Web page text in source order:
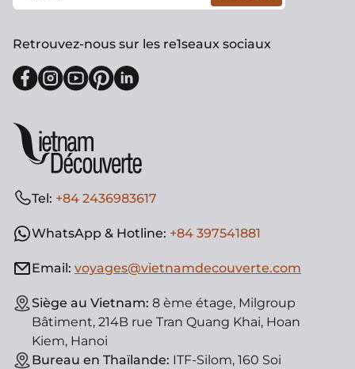
Tel: +84 2436983617
WhatsApp & Hotline: +84 397541881
Email: voyages@vietnamdecouverte.com
Siège au Vietnam: 8 ème étage, Milgroup
Bâtiment, 214B rue Tran Quang Khai, Hoan
Kiem, Hanoi
Bureau en Thaïlande: ITF-Silom, 160 Soi
Retrouvez-nous sur les re1seaux sociaux